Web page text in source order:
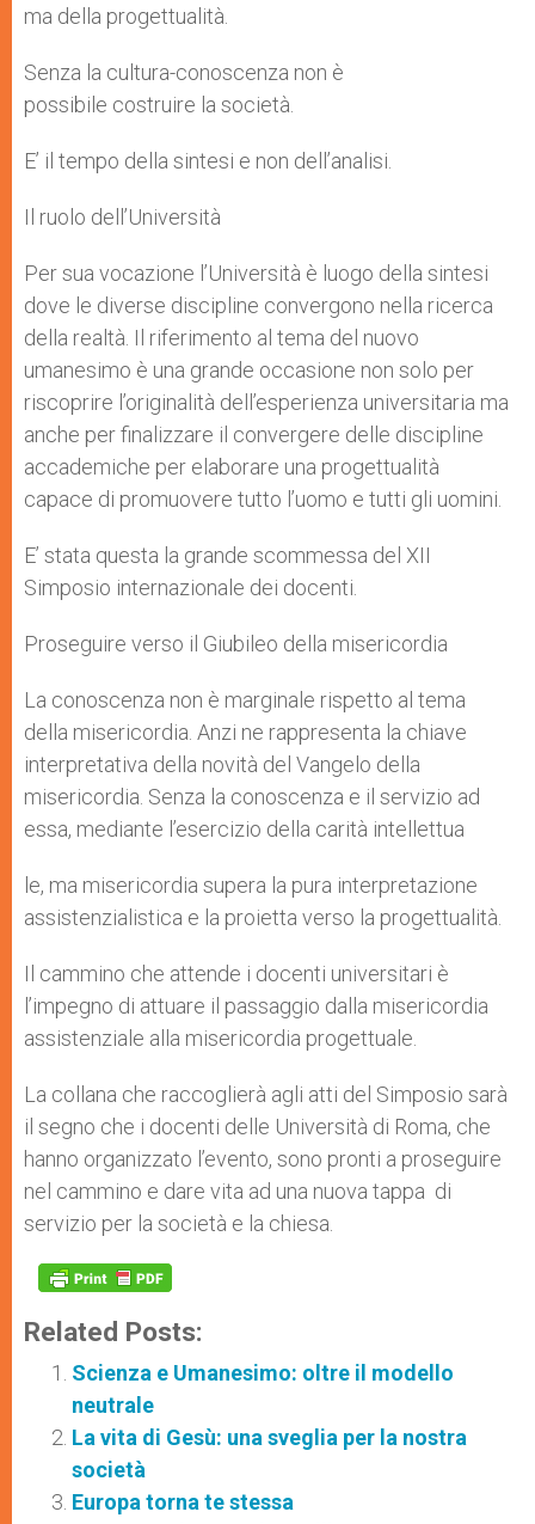
ma della progettualità.
Senza la cultura-conoscenza non è
possibile costruire la società.
E’ il tempo della sintesi e non dell’analisi.
Il ruolo dell’Università
Per sua vocazione l’Università è luogo della sintesi
dove le diverse discipline convergono nella ricerca
della realtà. Il riferimento al tema del nuovo
umanesimo è una grande occasione non solo per
riscoprire l’originalità dell’esperienza universitaria ma
anche per finalizzare il convergere delle discipline
accademiche per elaborare una progettualità
capace di promuovere tutto l’uomo e tutti gli uomini.
E’ stata questa la grande scommessa del XII
Simposio internazionale dei docenti.
Proseguire verso il Giubileo della misericordia
La conoscenza non è marginale rispetto al tema
della misericordia. Anzi ne rappresenta la chiave
interpretativa della novità del Vangelo della
misericordia. Senza la conoscenza e il servizio ad
essa, mediante l’esercizio della carità intellettua
le, ma misericordia supera la pura interpretazione
assistenzialistica e la proietta verso la progettualità.
Il cammino che attende i docenti universitari è
l’impegno di attuare il passaggio dalla misericordia
assistenziale alla misericordia progettuale.
La collana che raccoglierà agli atti del Simposio sarà
il segno che i docenti delle Università di Roma, che
hanno organizzato l’evento, sono pronti a proseguire
nel cammino e dare vita ad una nuova tappa di
servizio per la società e la chiesa.
Related Posts:
Scienza e Umanesimo: oltre il modello
neutrale
La vita di Gesù: una sveglia per la nostra
società
Europa torna te stessa